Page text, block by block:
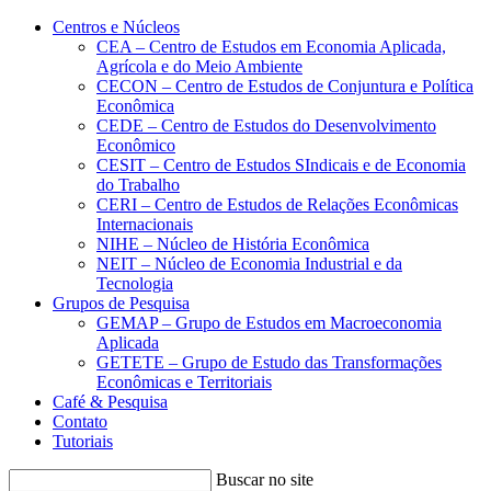
Conteúdo principal Menu principal
Centros e Núcleos
CEA – Centro de Estudos em Economia Aplicada,
Agrícola e do Meio Ambiente
CECON – Centro de Estudos de Conjuntura e Política
Econômica
CEDE – Centro de Estudos do Desenvolvimento
Econômico
CESIT – Centro de Estudos SIndicais e de Economia
do Trabalho
CERI – Centro de Estudos de Relações Econômicas
Internacionais
NIHE – Núcleo de História Econômica
NEIT – Núcleo de Economia Industrial e da
Tecnologia
Grupos de Pesquisa
GEMAP – Grupo de Estudos em Macroeconomia
Aplicada
GETETE – Grupo de Estudo das Transformações
Econômicas e Territoriais
Café & Pesquisa
Contato
Tutoriais
Buscar no site